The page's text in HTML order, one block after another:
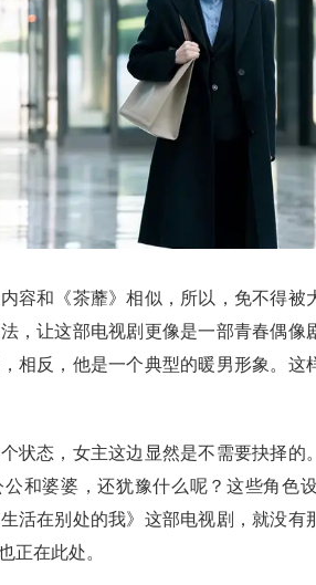
容和《茶蘼》相似，所以，免不得被
，让这部电视剧更像是一部青春偶像
相反，他是一个典型的暖男形象。这
状态，女主这边显然是不需要抉择的
和婆婆，还犹豫什么呢？这些角色
活在别处的我》这部电视剧，就没有
正在此处。